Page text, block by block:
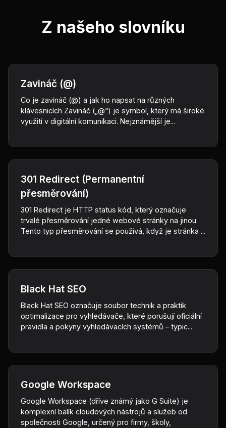
Z našeho slovníku
Zavináč (@)
Co je zavináč (@) a jak ho napsat na různých
klávesnicích Zavináč („@“) je symbol, který má široké
využití v digitální komunikaci. Nejznámější je...
301 Redirect (Permanentní
přesměrování)
301 Redirect je HTTP status kód, který označuje
trvalé přesměrování jedné webové stránky na jinou.
Tento typ přesměrování se používá, když je stránka ...
Black Hat SEO
Black Hat SEO označuje soubor technik a praktik
optimalizace pro vyhledávače, které porušují oficiální
pravidla a pokyny vyhledávacích systémů – typic...
Google Workspace
Google Workspace (dříve známý jako G Suite) je
komplexní balík cloudových nástrojů a služeb od
společnosti Google, určený pro firmy, školy,